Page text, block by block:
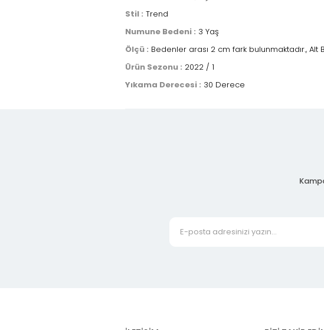
Stil : Trend
Numune Bedeni : 3 Yaş
Ölçü : Bedenler arası 2 cm fark bulunmaktadır., Alt
Ürün Sezonu : 2022 / 1
Yıkama Derecesi : 30 Derece